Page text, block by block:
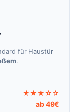
für Haustür
.
★★★☆☆
ab 49€